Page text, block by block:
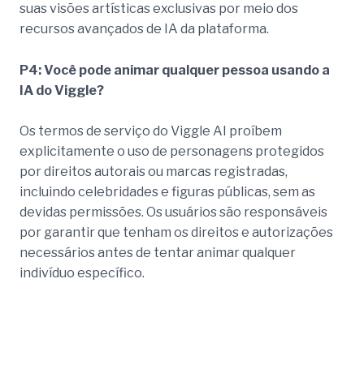
suas visões artísticas exclusivas por meio dos
recursos avançados de IA da plataforma.
P4: Você pode animar qualquer pessoa usando a
IA do Viggle?
Os termos de serviço do Viggle AI proíbem
explicitamente o uso de personagens protegidos
por direitos autorais ou marcas registradas,
incluindo celebridades e figuras públicas, sem as
devidas permissões. Os usuários são responsáveis
por garantir que tenham os direitos e autorizações
necessários antes de tentar animar qualquer
indivíduo específico.